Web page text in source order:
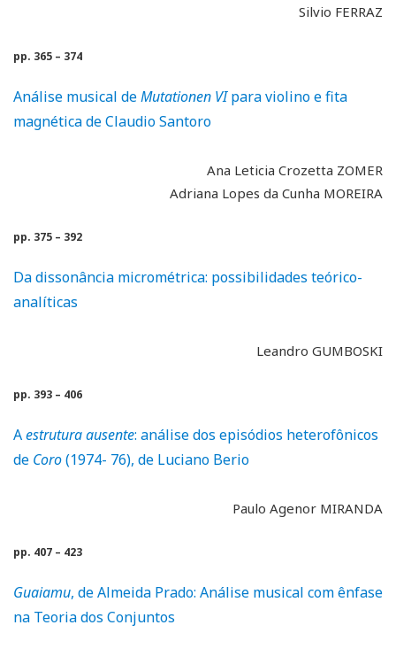
Silvio FERRAZ
pp. 365 – 374
Análise musical deMutationen VIpara violino e fita
magnética de Claudio Santoro
Ana Leticia Crozetta ZOMER
Adriana Lopes da Cunha MOREIRA
pp. 375 – 392
Da dissonância micrométrica: possibilidades teórico-
analíticas
Leandro GUMBOSKI
pp. 393 – 406
Aestrutura ausente: análise dos episódios heterofônicos
de Coro(1974- 76), de Luciano Berio
Paulo Agenor MIRANDA
pp. 407 – 423
Guaiamu, de Almeida Prado: Análise musical com ênfase
na Teoria dos Conjuntos